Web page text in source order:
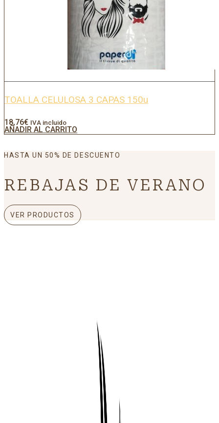
TOALLA CELULOSA 3 CAPAS 150u
18,76€ IVA incluido
AÑADIR AL CARRITO
HASTA UN 50% DE DESCUENTO
REBAJAS DE VERANO
VER PRODUCTOS